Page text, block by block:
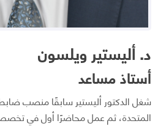
د. أليستير ويلسون
أستاذ مساعد
شغل الدكتور أليستير سابقًا منصب
المتحدة، ثم عمل محاضرًا أول في